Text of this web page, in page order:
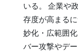
いる。 企業や
存度が高まる
妙化・広範囲
バー攻撃やデ